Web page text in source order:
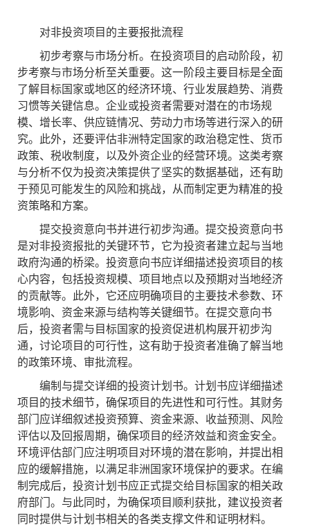
对非投资项目的主要报批流程
初步考察与市场分析。在投资项目的启动阶段，初
步考察与市场分析至关重要。这一阶段主要目标是全面
了解目标国家或地区的经济环境、行业发展趋势、消费
习惯等关键信息。企业或投资者需要对潜在的市场规
模、增长率、供应链情况、劳动力市场等进行深入的研
究。此外，还要评估非洲特定国家的政治稳定性、货币
政策、税收制度，以及外资企业的经营环境。这类考察
与分析不仅为投资决策提供了坚实的数据基础，还有助
于预见可能发生的风险和挑战，从而制定更为精准的投
资策略和方案。
提交投资意向书并进行初步沟通。提交投资意向书
是对非投资报批的关键环节，它为投资者建立起与当地
政府沟通的桥梁。投资意向书应详细描述投资项目的核
心内容，包括投资规模、项目地点以及预期对当地经济
的贡献等。此外，它还应明确项目的主要技术参数、环
境影响、资金来源与结构等关键细节。在提交意向书
后，投资者需与目标国家的投资促进机构展开初步沟
通，讨论项目的可行性，这有助于投资者准确了解当地
的政策环境、审批流程。
编制与提交详细的投资计划书。计划书应详细描述
项目的技术细节，确保项目的先进性和可行性。其财务
部门应详细叙述投资预算、资金来源、收益预测、风险
评估以及回报周期，确保项目的经济效益和资金安全。
环境评估部门应注明项目对环境的潜在影响，并提出相
应的缓解措施，以满足非洲国家环境保护的要求。在编
制完成后，投资计划书应正式提交给目标国家的相关政
府部门。与此同时，为确保项目顺利获批，建议投资者
同时提供与计划书相关的各类支撑文件和证明材料。